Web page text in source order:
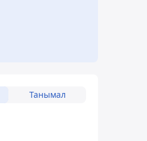
Танымал